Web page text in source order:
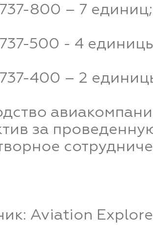
800 – 7 единиц;
500 - 4
400 – 2
за
Aviation